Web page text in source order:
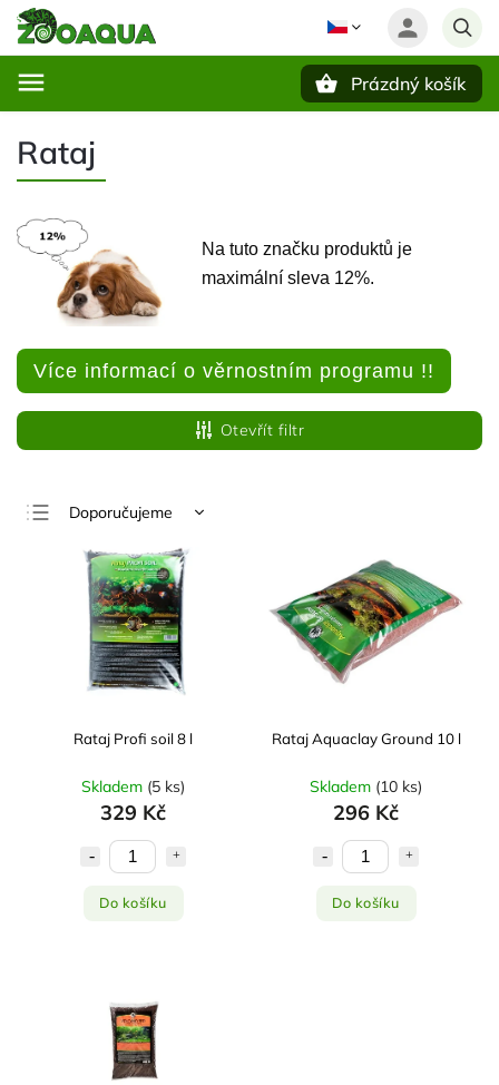
Prázdný košík
Rataj
Na tuto značku produktů je
maximální sleva 12%.
Více informací o věrnostním programu !!
Otevřít filtr
Doporučujeme
Nejlevnější
Nejdražší
Nejprodávanější
Abecedně
Rataj Profi soil 8 l
Skladem (5 ks)
329 Kč
Do košíku
Rataj Aquaclay Ground 10 l
Skladem (10 ks)
296 Kč
Do košíku